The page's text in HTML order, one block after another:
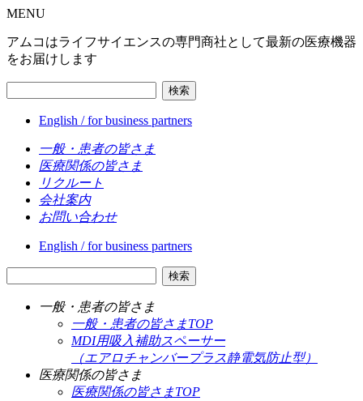
MENU
アムコはライフサイエンスの専門商社として最新の医療機器
をお届けします
検索
English / for business partners
一般・患者の皆さま
医療関係の皆さま
リクルート
会社案内
お問い合わせ
English / for business partners
検索
一般・患者の皆さま
一般・患者の皆さまTOP
MDI用吸入補助スペーサー
（エアロチャンバープラス静電気防止型）
医療関係の皆さま
医療関係の皆さまTOP